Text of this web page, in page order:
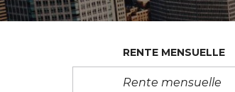
RENTE MENSUELLE
Rente mensuelle